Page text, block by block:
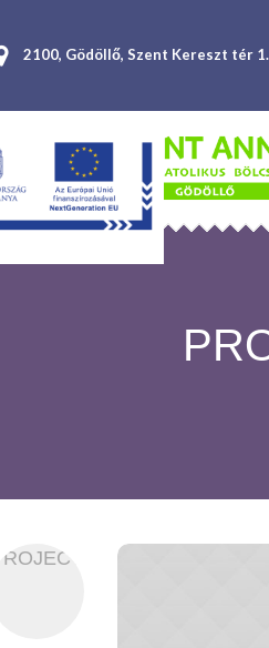
2100, Gödöllő, Szent Kereszt tér 1.
PROJECT